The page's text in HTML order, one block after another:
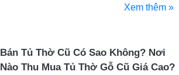
Xem thêm »
Bán Tủ Thờ Cũ Có Sao Không? Nơi
Nào Thu Mua Tủ Thờ Gỗ Cũ Giá Cao?